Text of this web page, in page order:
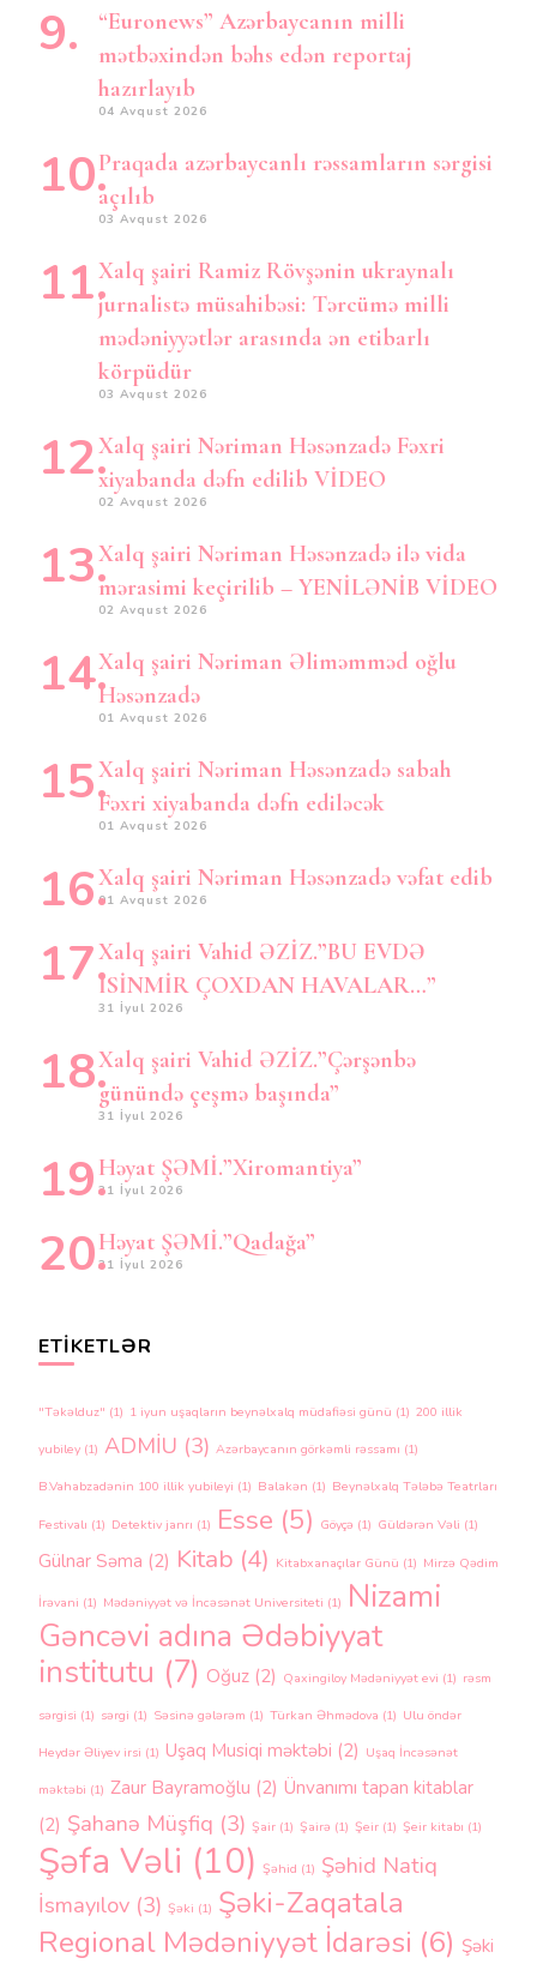
“Euronews” Azərbaycanın milli
mətbəxindən bəhs edən reportaj
hazırlayıb
04 Avqust 2026
Praqada azərbaycanlı rəssamların sərgisi
açılıb
03 Avqust 2026
Xalq şairi Ramiz Rövşənin ukraynalı
jurnalistə müsahibəsi: Tərcümə milli
mədəniyyətlər arasında ən etibarlı
körpüdür
03 Avqust 2026
Xalq şairi Nəriman Həsənzadə Fəxri
xiyabanda dəfn edilib VİDEO
02 Avqust 2026
Xalq şairi Nəriman Həsənzadə ilə vida
mərasimi keçirilib – YENİLƏNİB VİDEO
02 Avqust 2026
Xalq şairi Nəriman Əliməmməd oğlu
Həsənzadə
01 Avqust 2026
Xalq şairi Nəriman Həsənzadə sabah
Fəxri xiyabanda dəfn ediləcək
01 Avqust 2026
Xalq şairi Nəriman Həsənzadə vəfat edib
01 Avqust 2026
Xalq şairi Vahid ƏZİZ.”BU EVDƏ
İSİNMİR ÇOXDAN HAVALAR…”
31 İyul 2026
Xalq şairi Vahid ƏZİZ.”Çərşənbə
günündə çeşmə başında”
31 İyul 2026
Həyat ŞƏMİ.”Xiromantiya”
31 İyul 2026
Həyat ŞƏMİ.”Qadağa”
31 İyul 2026
ETIKETLƏR
"Təkəlduz" (1) 1 iyun uşaqların beynəlxalq müdafiəsi günü (1) 200 illik
yubiley (1) ADMİU (3) Azərbaycanın görkəmli rəssamı (1)
B.Vahabzadənin 100 illik yubileyi (1) Balakən (1) Beynəlxalq Tələbə Teatrları
Festivalı (1) Detektiv janrı (1) Esse (5) Göyçə (1) Güldərən Vəli (1)
Gülnar Səma (2) Kitab (4) Kitabxanaçılar Günü (1) Mirzə Qədim
İrəvani (1) Mədəniyyət və İncəsənət Universiteti (1) Nizami
Gəncəvi adına Ədəbiyyat
institutu (7) Oğuz (2) Qaxingiloy Mədəniyyət evi (1) rəsm
sərgisi (1) sərgi (1) Səsinə gələrəm (1) Türkan Əhmədova (1) Ulu öndər
Heydər Əliyev irsi (1) Uşaq Musiqi məktəbi (2) Uşaq İncəsənət
məktəbi (1) Zaur Bayramoğlu (2) Ünvanımı tapan kitablar
(2) Şahanə Müşfiq (3) Şair (1) Şairə (1) Şeir (1) Şeir kitabı (1)
Şəfa Vəli (10) Şəhid (1) Şəhid Natiq
İsmayılov (3) Şəki (1) Şəki-Zaqatala
Regional Mədəniyyət İdarəsi (6) Şəki